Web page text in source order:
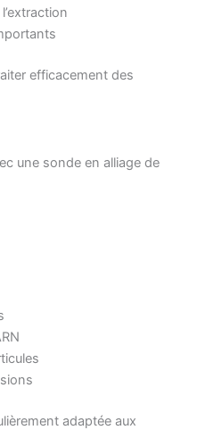
efficacement des
une sonde en alliage de
adaptée aux